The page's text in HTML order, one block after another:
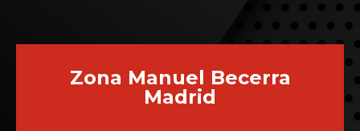
Zona Manuel Becerra
Madrid